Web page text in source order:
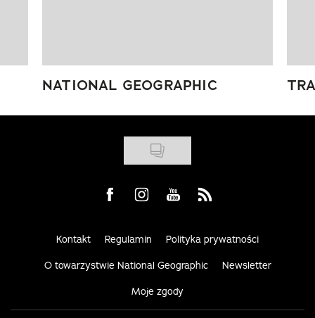
NATIONAL GEOGRAPHIC
Visit us on Facebook
Visit us on Instagram
Visit us on Youtube
Visit us on Rss
Kontakt Regulamin Polityka prywatności
O towarzystwie National Geographic Newsletter
Moje zgody